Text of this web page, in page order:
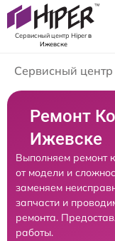
Сервисный центр Hiperв
Ижевске
Сервисный
Ремонт
Ижевске
Выполняем ремонт
от модели и
заменяем
запчасти и
ремонта.
работы.